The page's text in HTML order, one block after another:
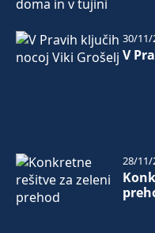
V
30/11/
28/11/